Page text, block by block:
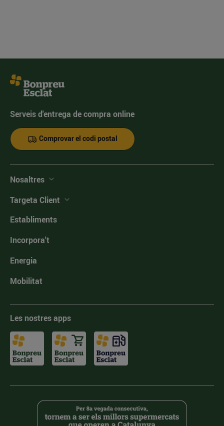
Serveis d'entrega de compra online
Comprovar el codi postal
Nosaltres
Targeta Client
Establiments
Incorpora't
Energia
Mobilitat
Les nostres apps